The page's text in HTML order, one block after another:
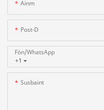
Ainm
Post-D
+1
Fòn/whatsApp
Susbaint